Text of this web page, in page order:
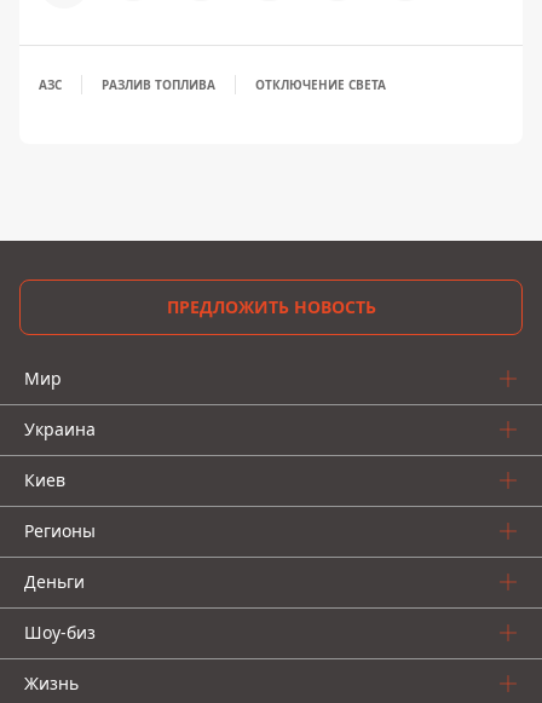
АЗС РАЗЛИВ ТОПЛИВА ОТКЛЮЧЕНИЕ СВЕТА
ПРЕДЛОЖИТЬ НОВОСТЬ
Мир
Украина
Киев
Регионы
Деньги
Шоу-биз
Жизнь